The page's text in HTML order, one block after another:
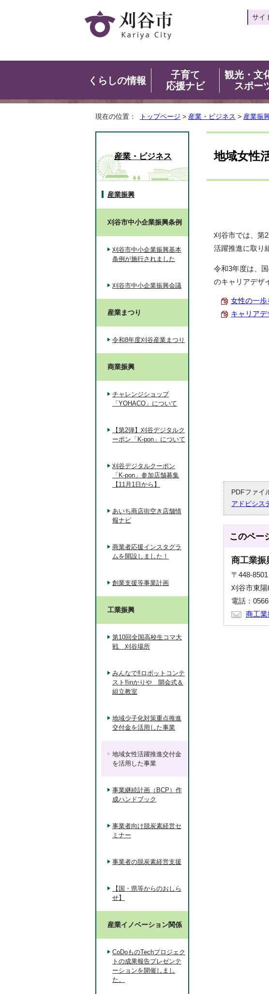
サイ
くらしの情報
子育て
応援ナビ
観光・文
スポー
現在の位置： トップページ > 産業・ビジネス > 産業振
地域女性
刈谷市では、第
活躍推進に取り
令和3年度は、
のキャリアデザ
女性の一歩
キャリアデ
PDFファイ
アドビシス
このペー
商工業振
〒448-8501
刈谷市東
電話：
商工業
産業・ビジネス
産業振興
刈谷市中小企業振興条例
刈谷市中小企業振興基本
条例が施行されました
刈谷市中小企業振興会議
産業まつり
令和8年度刈谷産業まつり
商業振興
チャレンジショップ
「YOHACO」について
【第2弾】刈谷デジタルク
ーポン「K-pon」について
刈谷デジタルクーポン
「K-pon」参加店舗募集
【11月1日から】
あいち商店街空き店舗情
報ナビ
商業者応援インスタグラ
ムを開設しました！
創業支援等事業計画
工業振興
第10回全国高校生コマ大
戦 刈谷場所
みんなで‼ロボットコンテ
スト‼inかりや 開会式＆
組立教室
地域少子化対策重点推進
交付金を活用した事業
地域女性活躍推進交付金
を活用した事業
事業継続計画（BCP）作
成ハンドブック
事業者向け脱炭素経営セ
ミナー
事業者の脱炭素経営支援
【国・県等からのおしら
せ】
産業イノベーション関係
CoDoものTechプロジェク
トの成果報告プレゼンテ
ーションを開催しまし
た。